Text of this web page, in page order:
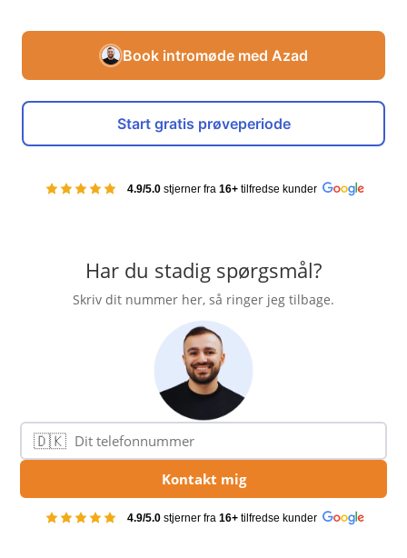
Book intromøde med Azad
Start gratis prøveperiode
4.9/5.0 stjerner fra 16+ tilfredse kunder
Har du stadig spørgsmål?
Skriv dit nummer her, så ringer jeg tilbage.
🇩🇰
Telefonnummer
Kontakt mig
4.9/5.0 stjerner fra 16+ tilfredse kunder